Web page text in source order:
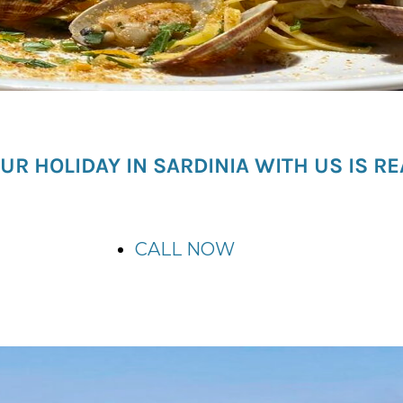
HOLIDAY IN SARDINIA WITH US IS
CALL NOW